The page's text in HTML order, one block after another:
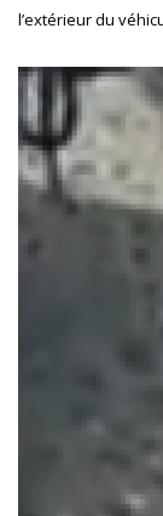
l’extérieur du